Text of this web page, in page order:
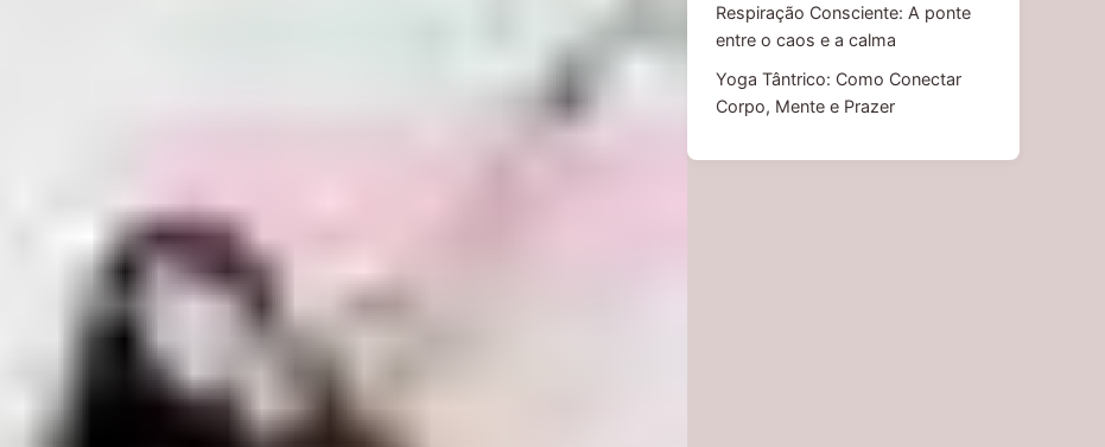
Respiração Consciente: A ponte
entre o caos e a calma
Yoga Tântrico: Como Conectar
Corpo, Mente e Prazer